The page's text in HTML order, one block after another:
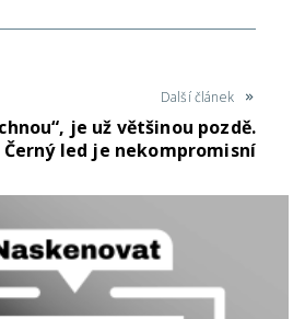
Další článek
je už většinou pozdě.
Černý led je nekompromisní